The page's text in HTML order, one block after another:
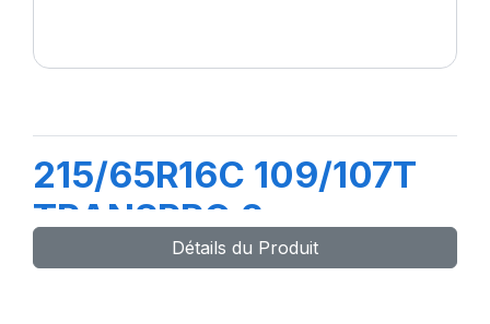
215/65R16C 109/107T
TRANSPRO 2
Détails du Produit